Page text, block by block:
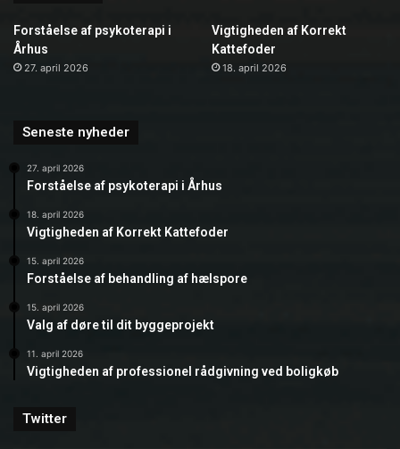
Forståelse af psykoterapi i
Århus
27. april 2026
Vigtigheden af Korrekt
Kattefoder
18. april 2026
Seneste nyheder
27. april 2026
Forståelse af psykoterapi i Århus
18. april 2026
Vigtigheden af Korrekt Kattefoder
15. april 2026
Forståelse af behandling af hælspore
15. april 2026
Valg af døre til dit byggeprojekt
11. april 2026
Vigtigheden af professionel rådgivning ved boligkøb
Twitter